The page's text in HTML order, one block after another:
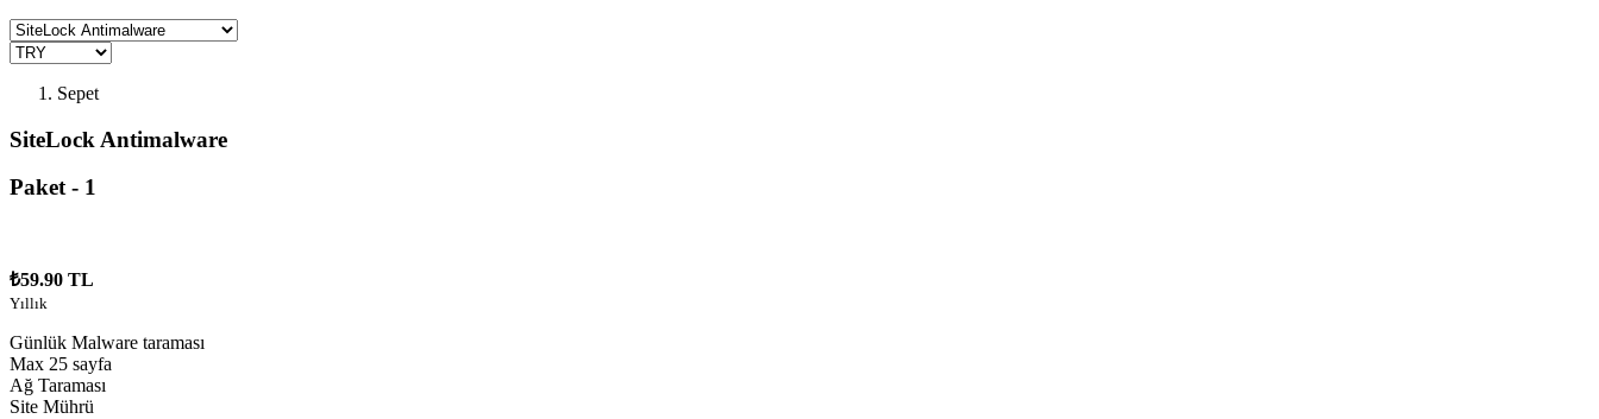
Sepet
SiteLock Antimalware
Paket - 1
₺59.90 TL
Yıllık
Günlük Malware taraması
Max 25 sayfa
Ağ Taraması
Site Mührü